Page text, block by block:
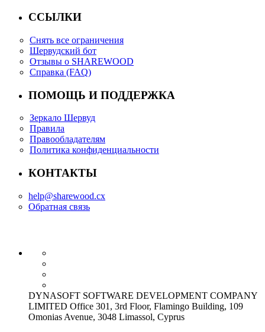
ССЫЛКИ
Снять все ограничения
Шервудский бот
Отзывы о SHAREWOOD
Справка (FAQ)
ПОМОЩЬ И ПОДДЕРЖКА
Зеркало Шервуд
Правила
Правообладателям
Политика конфиденциальности
КОНТАКТЫ
help@sharewood.cx
Обратная связь
DYNASOFT SOFTWARE DEVELOPMENT COMPANY
LIMITED Office 301, 3rd Floor, Flamingo Building, 109
Omonias Avenue, 3048 Limassol, Cyprus